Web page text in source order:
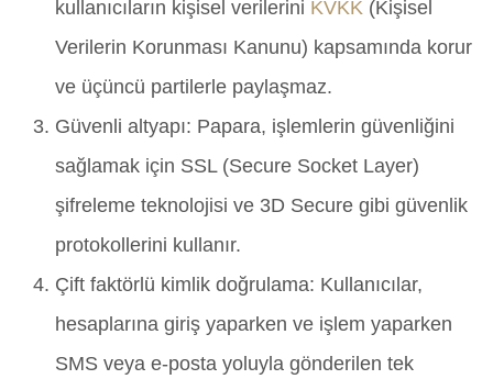
kullanıcıların kişisel verilerini KVKK (Kişisel
Verilerin Korunması Kanunu) kapsamında korur
ve üçüncü partilerle paylaşmaz.
Güvenli altyapı: Papara, işlemlerin güvenliğini
sağlamak için SSL (Secure Socket Layer)
şifreleme teknolojisi ve 3D Secure gibi güvenlik
protokollerini kullanır.
Çift faktörlü kimlik doğrulama: Kullanıcılar,
hesaplarına giriş yaparken ve işlem yaparken
SMS veya e-posta yoluyla gönderilen tek